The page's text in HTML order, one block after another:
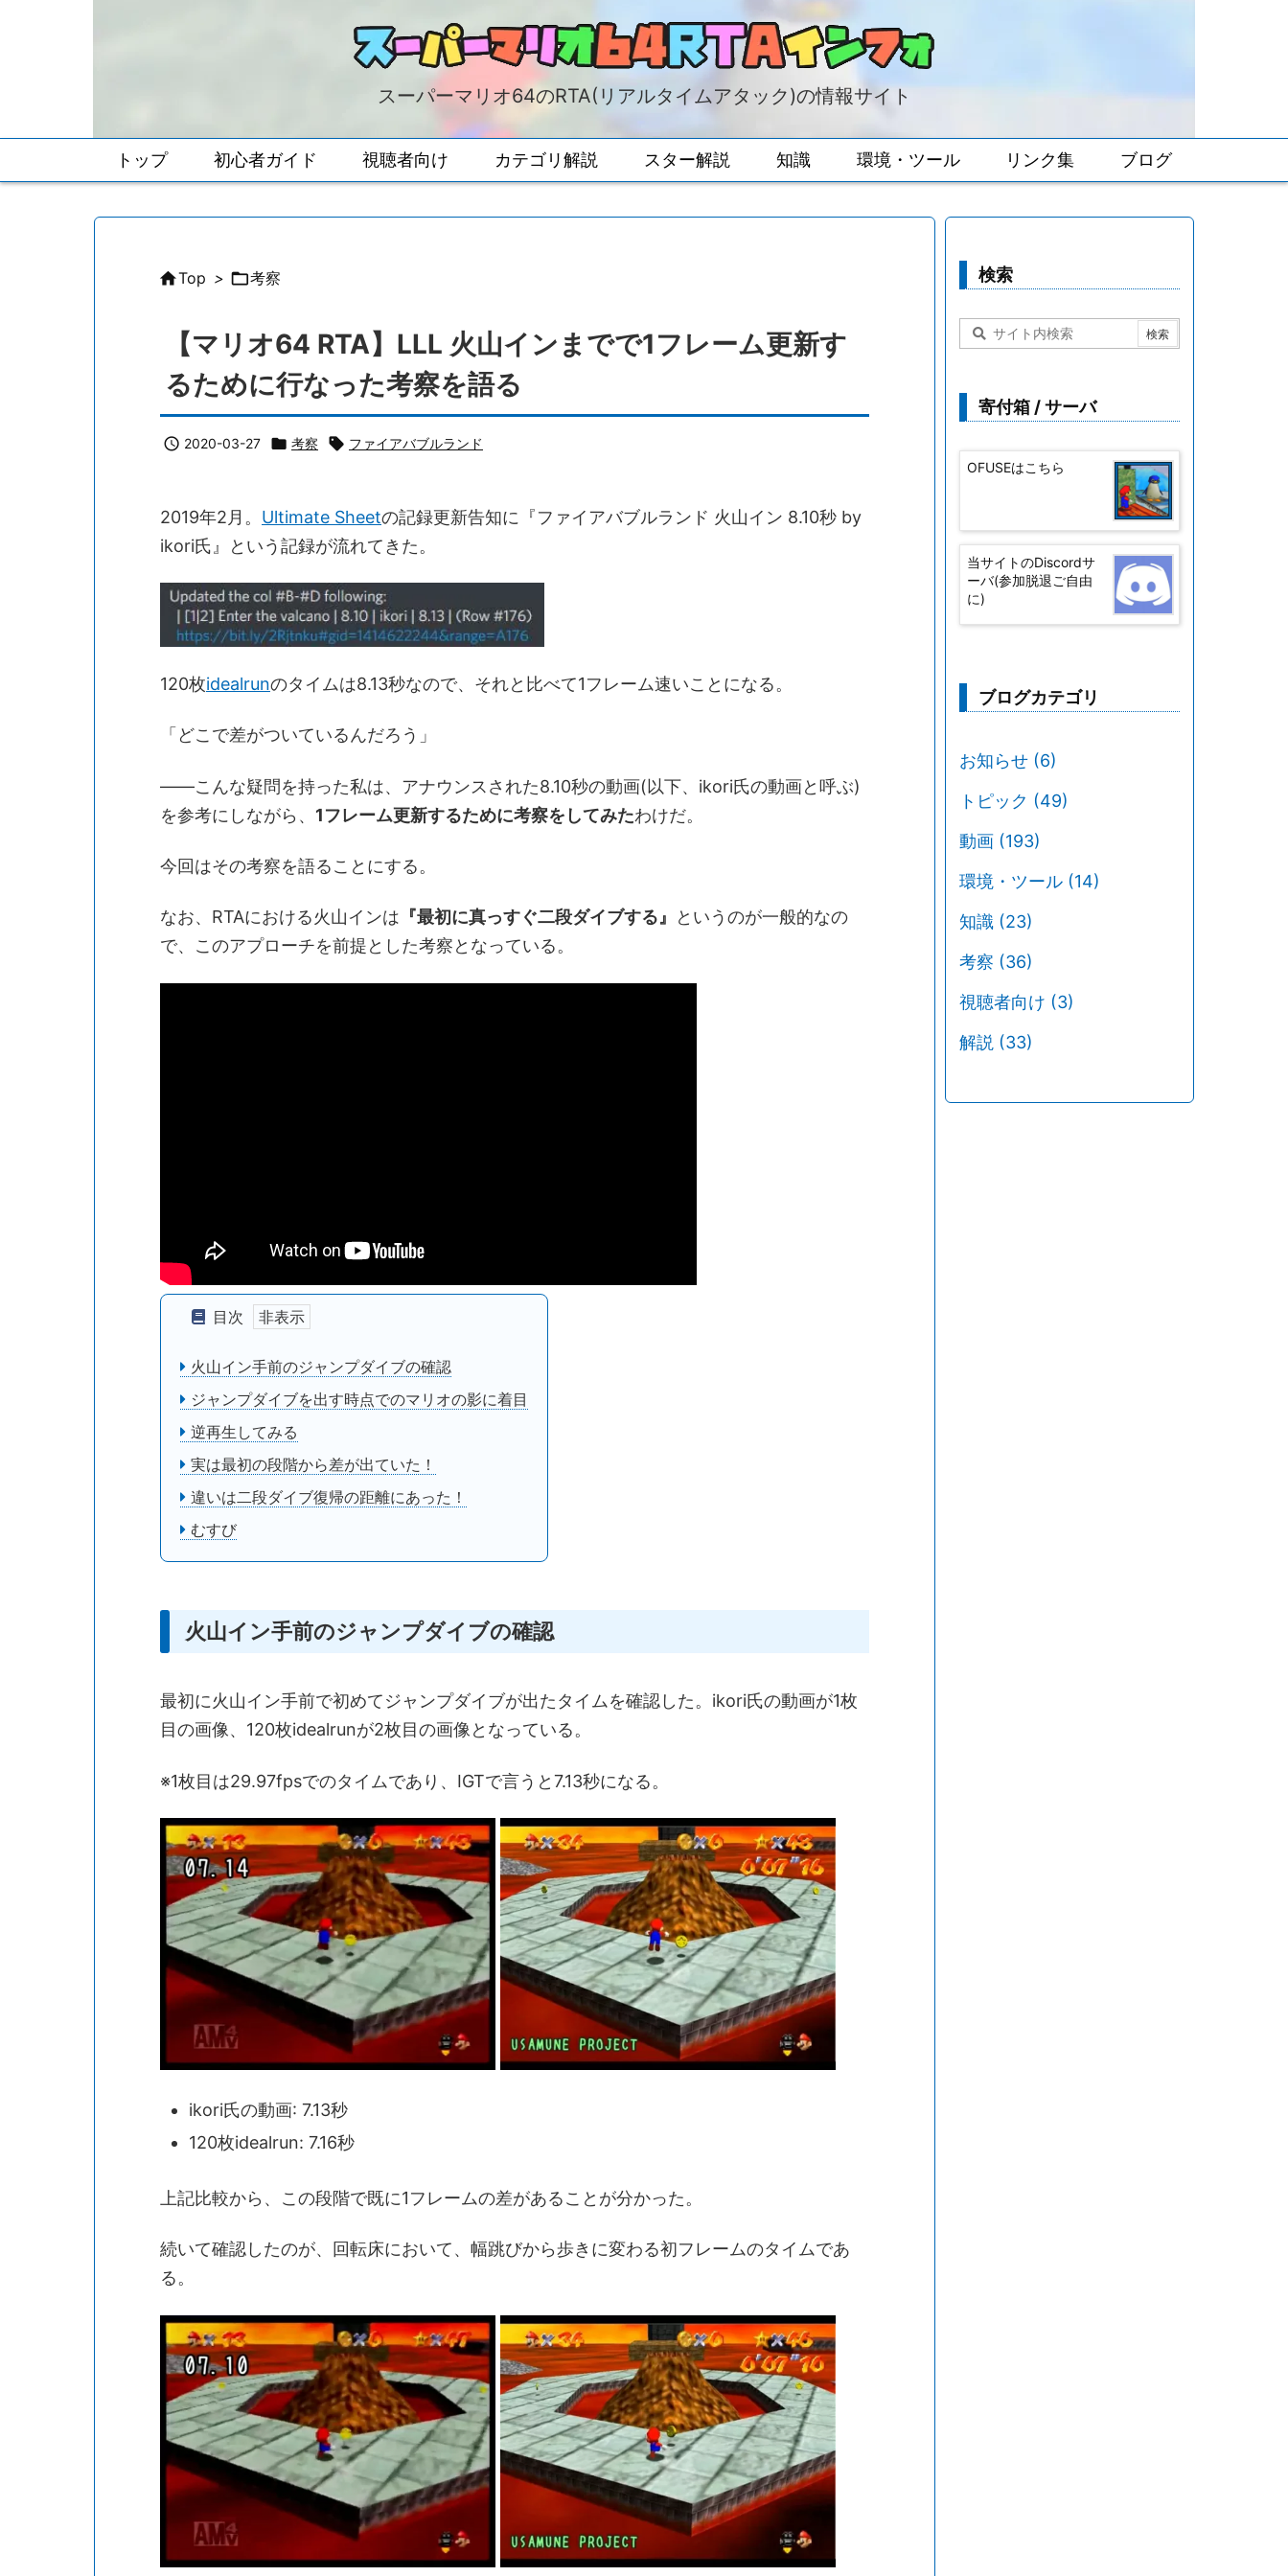
スーパーマリオ64のRTA(リアルタイムアタック)の情報サイト
トップ 初心者ガイド 視聴者向け カテゴリ解説 スター解説 知識 環境・ツール リンク集 ブログ
Top > 考察
【マリオ64 RTA】LLL 火山インまでで1フレーム更新す
るために行なった考察を語る
 2020-03-27  考察  ファイアバブルランド
2019年2月。 Ultimate Sheetの記録更新告知に『ファイアバブルランド 火山イン 8.10秒 by
ikori氏』という記録が流れてきた。
120枚idealrunのタイムは8.13秒なので、それと比べて1フレーム速いことになる。
「どこで差がついているんだろう」
――こんな疑問を持った私は、アナウンスされた8.10秒の動画(以下、ikori氏の動画と呼ぶ)
を参考にしながら、 1フレーム更新するために考察をしてみたわけだ。
今回はその考察を語ることにする。
なお、RTAにおける火山インは 『最初に真っすぐ二段ダイブする』
というのが一般的なの
で、このアプローチを前提とした考察となっている。
目次
火山イン手前のジャンプダイブの確認
ジャンプダイブを出す時点でのマリオの影に着目
逆再生してみる
実は最初の段階から差が出ていた！
違いは二段ダイブ復帰の距離にあった！
むすび
火山イン手前のジャンプダイブの確認
最初に火山イン手前で初めてジャンプダイブが出たタイムを確認した。ikori氏の動画が1枚
目の画像、120枚idealrunが2枚目の画像となっている。
※1枚目は29.97fpsでのタイムであり、IGTで言うと7.13秒になる。
ikori氏の動画: 7.13秒
120枚idealrun: 7.16秒
上記比較から、この段階で既に1フレームの差があることが分かった。
続いて確認したのが、回転床において、幅跳びから歩きに変わる初フレームのタイムであ
る。
検索
寄付箱 / サーバ
OFUSEはこちら
当サイトのDiscordサ
ーバ(参加脱退ご自由
に)
ブログカテゴリ
お知らせ (6)
トピック (49)
動画 (193)
環境・ツール (14)
知識 (23)
考察 (36)
視聴者向け (3)
解説 (33)